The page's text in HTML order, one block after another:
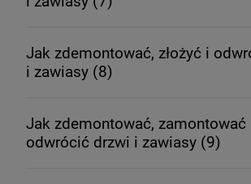
Jak zdemontować, złożyć i
i zawiasy (8)
Jak zdemontować, zamontować
odwrócić drzwi i zawiasy (9)